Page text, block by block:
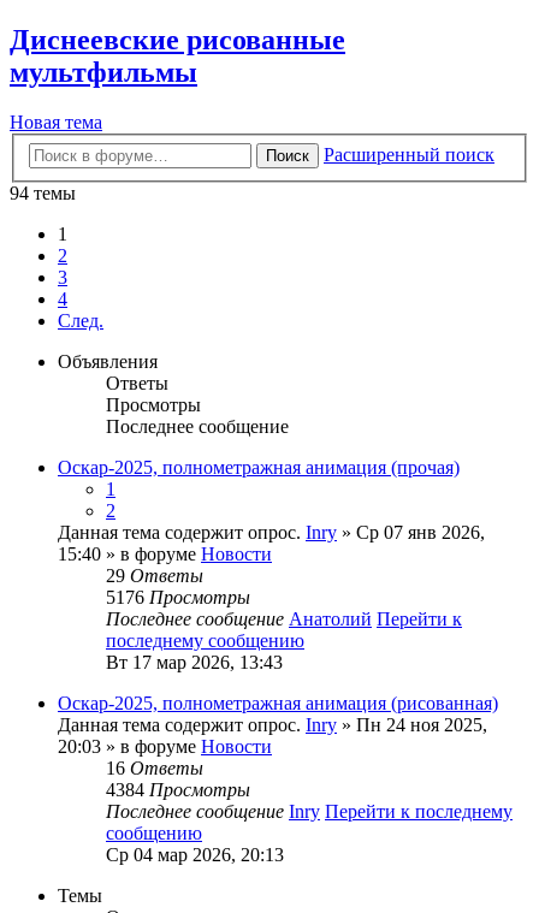
Диснеевские рисованные
мультфильмы
Новая тема
Поиск
Расширенный поиск
94 темы
1
2
3
4
След.
Объявления
Ответы
Просмотры
Последнее сообщение
Оскар-2025, полнометражная анимация (прочая)
1
2
Данная тема содержит опрос. Inry » Ср 07 янв 2026,
15:40 » в форуме Новости
29 Ответы
5176 Просмотры
Последнее сообщение Анатолий Перейти к
последнему сообщению
Вт 17 мар 2026, 13:43
Оскар-2025, полнометражная анимация (рисованная)
Данная тема содержит опрос. Inry » Пн 24 ноя 2025,
20:03 » в форуме Новости
16 Ответы
4384 Просмотры
Последнее сообщение Inry Перейти к последнему
сообщению
Ср 04 мар 2026, 20:13
Темы